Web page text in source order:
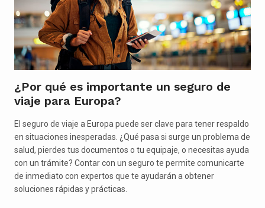
¿Por qué es importante un seguro de
viaje para Europa?
El seguro de viaje a Europa puede ser clave para tener respaldo
en situaciones inesperadas. ¿Qué pasa si surge un problema de
salud, pierdes tus documentos o tu equipaje, o necesitas ayuda
con un trámite? Contar con un seguro te permite comunicarte
de inmediato con expertos que te ayudarán a obtener
soluciones rápidas y prácticas.